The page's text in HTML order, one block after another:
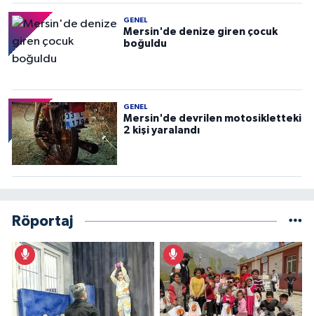
GENEL
Mersin'de denize giren çocuk
boğuldu
GENEL
Mersin'de devrilen motosikletteki
2 kişi yaralandı
Röportaj